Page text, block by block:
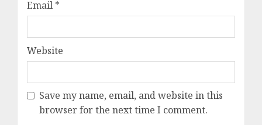
Email *
Website
Save my name, email, and website in this
browser for the next time I comment.